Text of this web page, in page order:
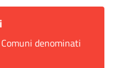
denominati